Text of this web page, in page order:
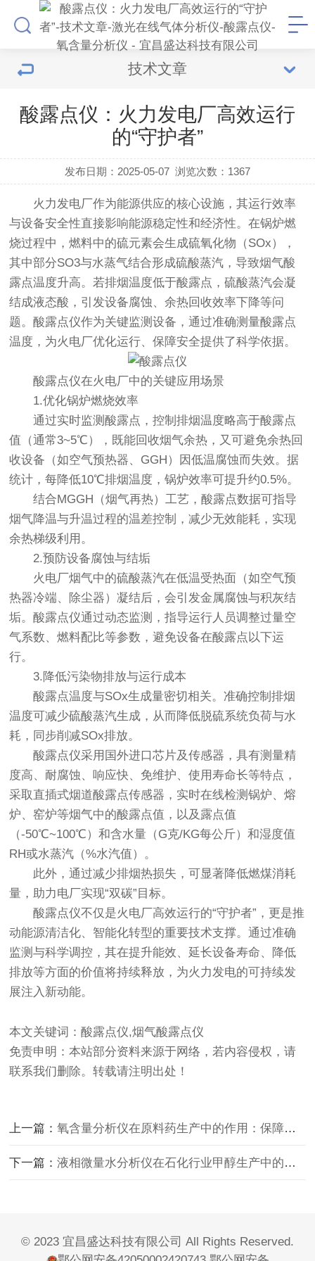
技术文章
酸露点仪：火力发电厂高效运行
的“守护者”
发布日期：2025-05-07 浏览次数： 1367
火力发电厂作为能源供应的核心设施，其运行效率
与设备安全性直接影响能源稳定性和经济性。在锅炉燃
烧过程中，燃料中的硫元素会生成硫氧化物（SOx），
其中部分SO3与水蒸气结合形成硫酸蒸汽，导致烟气酸
露点温度升高。若排烟温度低于酸露点，硫酸蒸汽会凝
结成液态酸，引发设备腐蚀、余热回收效率下降等问
题。酸露点仪作为关键监测设备，通过准确测量酸露点
温度，为火电厂优化运行、保障安全提供了科学依据。
酸露点仪在火电厂中的关键应用场景
1.优化锅炉燃烧效率
通过实时监测酸露点，控制排烟温度略高于酸露点
值（通常3~5℃），既能回收烟气余热，又可避免余热回
收设备（如空气预热器、GGH）因低温腐蚀而失效。据
统计，每降低10℃排烟温度，锅炉效率可提升约0.5%。
结合MGGH（烟气再热）工艺，酸露点数据可指导
烟气降温与升温过程的温差控制，减少无效能耗，实现
余热梯级利用。
2.预防设备腐蚀与结垢
火电厂烟气中的硫酸蒸汽在低温受热面（如空气预
热器冷端、除尘器）凝结后，会引发金属腐蚀与积灰结
垢。酸露点仪通过动态监测，指导运行人员调整过量空
气系数、燃料配比等参数，避免设备在酸露点以下运
行。
3.降低污染物排放与运行成本
酸露点温度与SOx生成量密切相关。准确控制排烟
温度可减少硫酸蒸汽生成，从而降低脱硫系统负荷与水
耗，同步削减SOx排放。
酸露点仪采用国外进口芯片及传感器，具有测量精
度高、耐腐蚀、响应快、免维护、使用寿命长等特点，
采取直插式烟道酸露点传感器，实时在线检测锅炉、熔
炉、窑炉等烟气中的酸露点值，以及露点值
（-50℃~100℃）和含水量（G克/KG每公斤）和湿度值
RH或水蒸汽（%水汽值）。
此外，通过减少排烟热损失，可显著降低燃煤消耗
量，助力电厂实现“双碳”目标。
酸露点仪不仅是火电厂高效运行的“守护者”，更是推
动能源清洁化、智能化转型的重要技术支撑。通过准确
监测与科学调控，其在提升能效、延长设备寿命、降低
排放等方面的价值将持续释放，为火力发电的可持续发
展注入新动能。
本文关键词：酸露点仪,烟气酸露点仪
免责申明：本站部分资料来源于网络，若内容侵权，请
联系我们删除。转载请注明出处！
上一篇：氧含量分析仪在原料药生产中的作用：保障反应釜安全投料的“隐形守护者”
下一篇：液相微量水分析仪在石化行业甲醇生产中的应用
© 2023 宜昌盛达科技有限公司 All Rights Reserved.